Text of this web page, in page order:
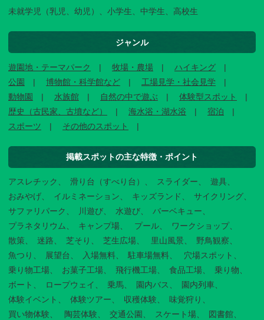
未就学児（乳児、幼児）、小学生、中学生、高校生
ジャンル
遊園地・テーマパーク 牧場・農場
ハイキング
公園
博物館・科学館など
工場見学・社会見学
動物園
水族館 自然の中で遊ぶ
体験型スポット
歴史（古民家、古墳など）
海水浴・湖水浴
宿泊
スポーツ
その他のスポット
掲載スポットの主な特徴・ポイント
アスレチック 滑り台（すべり台） スライダー
遊具
おみやげ
イルミネーション キッズランド
サイクリング
サファリパーク
川遊び 水遊び
バーベキュー
プラネタリウム
キャンプ場 プール
ワークショップ
散策
迷路 芝そり 芝生広場 里山風景
野鳥観察
魚つり
展望台 入場無料 駐車場無料
穴場スポット
乗り物工場
お菓子工場 飛行機工場 食品工場
乗り物
ボート
ロープウェイ 乗馬 園内バス
園内列車
体験イベント
体験ツアー 収穫体験
味覚狩り
買い物体験
陶芸体験 交通公園 スケート場 図書館